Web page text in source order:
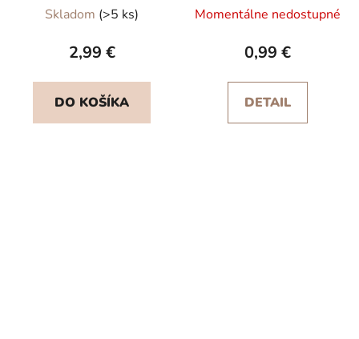
Skladom (>5 ks)
2,99 €
DO KOŠÍKA
Momentálne nedostupné
0,99 €
DETAIL